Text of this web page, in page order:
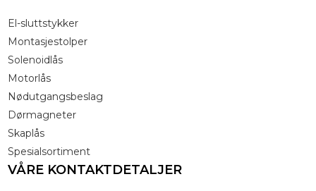
El-sluttstykker
Montasjestolper
Solenoidlås
Motorlås
Nødutgangsbeslag
Dørmagneter
Skaplås
Spesialsortiment
VÅRE KONTAKTDETALJER